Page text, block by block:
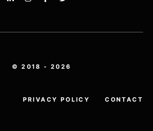
© 2018 - 2026
PRIVACY POLICY CONTACT